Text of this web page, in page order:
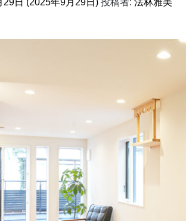
29日 (2025年9月29日) 投稿者: 法林雅美